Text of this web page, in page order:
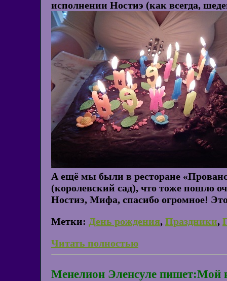
исполнении Ностиэ (как всегда,
А ещё мы были в ресторане
(королевский сад), что тоже пошло
Ностиэ, Мифа, спасибо огромное!
Метки: День рождения, Праздники,
Читать полностью
Менелион Эленсуле пишет:Мой